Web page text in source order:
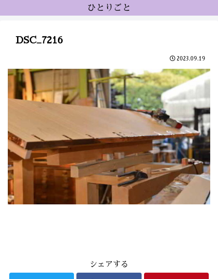
ひとりごと
DSC_7216
2023.09.19
シェアする